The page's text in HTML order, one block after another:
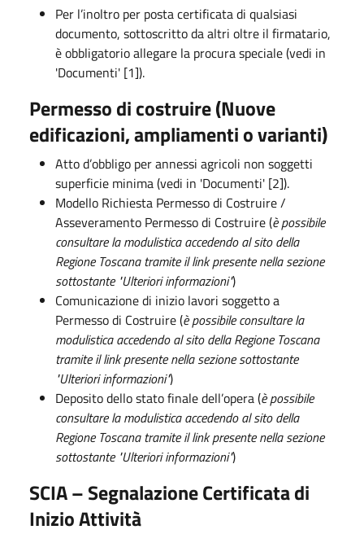
Per l’inoltro per posta certificata di qualsiasi
documento, sottoscritto da altri oltre il firmatario,
è obbligatorio allegare la procura speciale (vedi in
'Documenti' [1]).
Permesso di costruire (Nuove
edificazioni, ampliamenti o varianti)
Atto d’obbligo per annessi agricoli non soggetti
superficie minima (vedi in 'Documenti' [2]).
Modello Richiesta Permesso di Costruire /
Asseveramento Permesso di Costruire (è possibile
consultare la modulistica accedendo al sito della
Regione Toscana tramite il link presente nella sezione
sottostante "Ulteriori informazioni")
Comunicazione di inizio lavori soggetto a
Permesso di Costruire (è possibile consultare la
modulistica accedendo al sito della Regione Toscana
tramite il link presente nella sezione sottostante
"Ulteriori informazioni")
Deposito dello stato finale dell’opera (è possibile
consultare la modulistica accedendo al sito della
Regione Toscana tramite il link presente nella sezione
sottostante "Ulteriori informazioni")
SCIA – Segnalazione Certificata di
Inizio Attività